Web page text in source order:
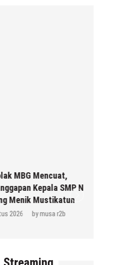
MBG Mencuat,
Kepala SMP N
Menik Mustikatun
2026 bymusa r2b